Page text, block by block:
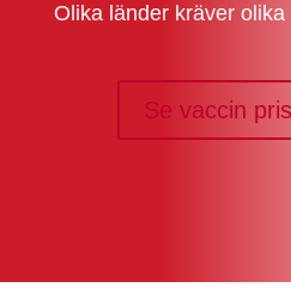
Olika länder kräver olika
Se vaccin